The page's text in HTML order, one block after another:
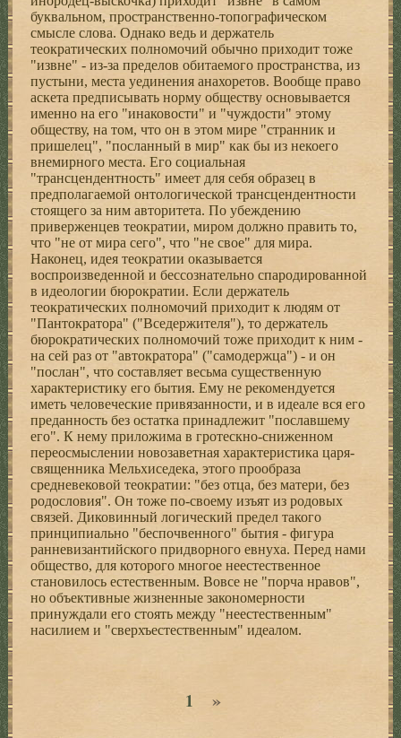
буквальном, пространственно-топографическом
смысле слова. Однако ведь и держатель
теократических полномочий обычно приходит тоже
"извне" - из-за пределов обитаемого пространства, из
пустыни, места уединения анахоретов. Вообще право
аскета предписывать норму обществу основывается
именно на его "инаковости" и "чуждости" этому
обществу, на том, что он в этом мире "странник и
пришелец", "посланный в мир" как бы из некоего
внемирного места. Его социальная
"трансцендентность" имеет для себя образец в
предполагаемой онтологической трансцендентности
стоящего за ним авторитета. По убеждению
приверженцев теократии, миром должно править то,
что "не от мира сего", что "не свое" для мира.
Наконец, идея теократии оказывается
воспроизведенной и бессознательно спародированной
в идеологии бюрократии. Если держатель
теократических полномочий приходит к людям от
"Пантократора" ("Вседержителя"), то держатель
бюрократических полномочий тоже приходит к ним -
на сей раз от "автократора" ("самодержца") - и он
"послан", что составляет весьма существенную
характеристику его бытия. Ему не рекомендуется
иметь человеческие привязанности, и в идеале вся его
преданность без остатка принадлежит "пославшему
его". К нему приложима в гротескно-сниженном
переосмыслении новозаветная характеристика царя-
священника Мельхиседека, этого прообраза
средневековой теократии: "без отца, без матери, без
родословия". Он тоже по-своему изъят из родовых
связей. Диковинный логический предел такого
принципиально "беспочвенного" бытия - фигура
ранневизантийского придворного евнуха. Перед нами
общество, для которого многое неестественное
становилось естественным. Вовсе не "порча нравов",
но объективные жизненные закономерности
принуждали его стоять между "неестественным"
насилием и "сверхъестественным" идеалом.
1 »